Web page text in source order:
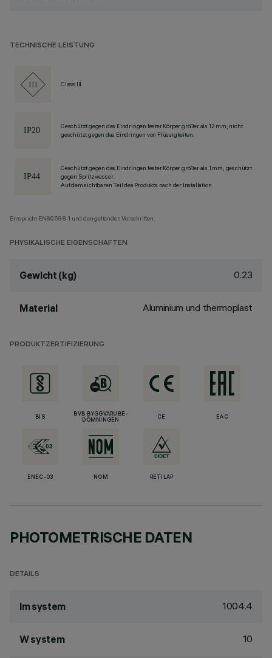
TECHNISCHE LEISTUNG
Class III
Geschützt gegen das Eindringen fester Körper größer als 12 mm, nicht
geschützt gegen das Eindringen von Flüssigkeiten.
Geschützt gegen das Eindringen fester Körper größer als 1 mm, geschützt
gegen Spritzwasser.
Auf dem sichtbaren Teil des Produkts nach der Installation
Entspricht EN60598-1 und den geltenden Vorschriften.
PHYSIKALISCHE EIGENSCHAFTEN
Gewicht (kg) 0.23
Material Aluminium und thermoplast
PRODUKTZERTIFIZIERUNG
BIS
BVB BYGGVARUBE-
DÖMNINGEN
CE EAC
ENEC-03 NOM RETILAP
PHOTOMETRISCHE DATEN
DETAILS
lm system 1004.4
W system 10